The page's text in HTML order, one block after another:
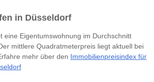
in Düsseldorf
eine Eigentumswohnung im Durchschnitt
mittlere Quadratmeterpreis liegt aktuell bei
mehr über den Immobilienpreisindex für